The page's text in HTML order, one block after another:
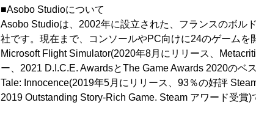
■Asobo Studioについて
Asobo Studioは、2002年に設立された、フランスのボル
社です。現在まで、コンソールやPC向けに24のゲームを
Microsoft Flight Simulator(2020年8月にリリース、
ー、2021 D.I.C.E. AwardsとThe Game Awards 2020のベ
Tale: Innocence(2019年5月にリリース、93％の好評
2019 Outstanding Story-Rich Game. Steam アワード受賞)